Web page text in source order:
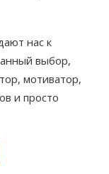
нас к
выбор,
мотиватор,
и просто